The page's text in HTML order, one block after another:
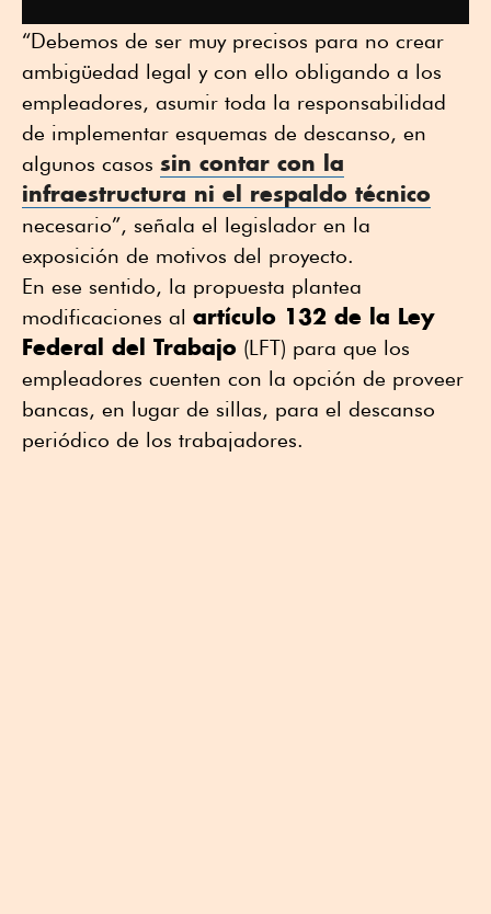
“Debemos de ser muy precisos para no crear
ambigüedad legal y con ello obligando a los
empleadores, asumir toda la responsabilidad
de implementar esquemas de descanso, en
algunos casos sin contar con la
infraestructura ni el respaldo técnico
necesario”, señala el legislador en la
exposición de motivos del proyecto.
En ese sentido, la propuesta plantea
modificaciones al artículo 132 de la Ley
Federal del Trabajo (LFT) para que los
empleadores cuenten con la opción de proveer
bancas, en lugar de sillas, para el descanso
periódico de los trabajadores.